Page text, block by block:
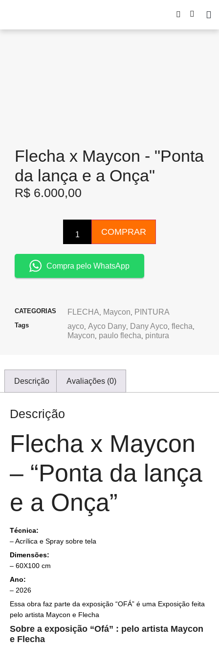
Flecha x Maycon - "Ponta
da lança e a Onça"
R$ 6.000,00
COMPRAR
Compra pelo WhatsApp
CATEGORIAS FLECHA, Maycon, PINTURA
Tags ayco, Ayco Dany, Dany Ayco, flecha,
Maycon, paulo flecha, pintura
Descrição Avaliações (0)
Descrição
Flecha x Maycon
– “Ponta da lança
e a Onça”
Técnica:
–Acrílica e Spray sobre tela
Dimensões:
– 60X100 cm
Ano:
– 2026
Essa obra faz parte da exposição “OFÁ” é uma Exposição feita
pelo artista Maycon e Flecha
Sobre a exposição “Ofá” : pelo artista Maycon
e Flecha